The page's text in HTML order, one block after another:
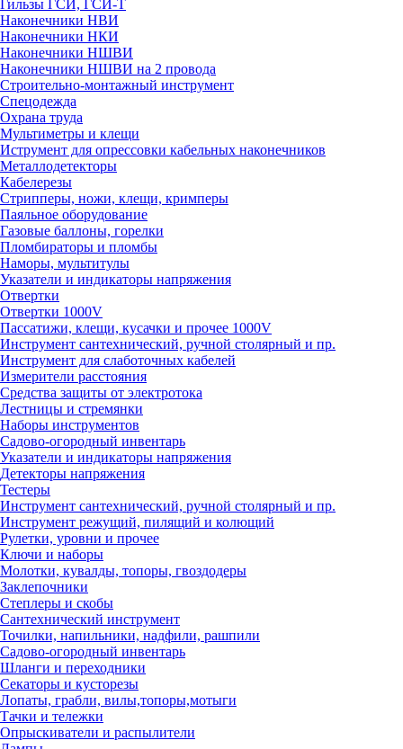
Гильзы ГСИ, ГСИ-Т
Наконечники НВИ
Наконечники НКИ
Наконечники НШВИ
Наконечники НШВИ на 2 провода
Строительно-монтажный инструмент
Спецодежда
Охрана труда
Мультиметры и клещи
Иструмент для опрессовки кабельных наконечников
Металлодетекторы
Кабелерезы
Стрипперы, ножи, клещи, кримперы
Паяльное оборудование
Газовые баллоны, горелки
Пломбираторы и пломбы
Наморы, мультитулы
Указатели и индикаторы напряжения
Отвертки
Отвертки 1000V
Пассатижи, клещи, кусачки и прочее 1000V
Инструмент сантехнический, ручной столярный и пр.
Инструмент для слаботочных кабелей
Измерители расстояния
Средства защиты от электротока
Лестницы и стремянки
Наборы инструментов
Садово-огородный инвентарь
Указатели и индикаторы напряжения
Детекторы напряжения
Тестеры
Инструмент сантехнический, ручной столярный и пр.
Инструмент режущий, пилящий и колющий
Рулетки, уровни и прочее
Ключи и наборы
Молотки, кувалды, топоры, гвоздодеры
Заклепочники
Степлеры и скобы
Сантехнический инструмент
Точилки, напильники, надфили, рашпили
Садово-огородный инвентарь
Шланги и переходники
Секаторы и кусторезы
Лопаты, грабли, вилы,топоры,мотыги
Тачки и тележки
Опрыскиватели и распылители